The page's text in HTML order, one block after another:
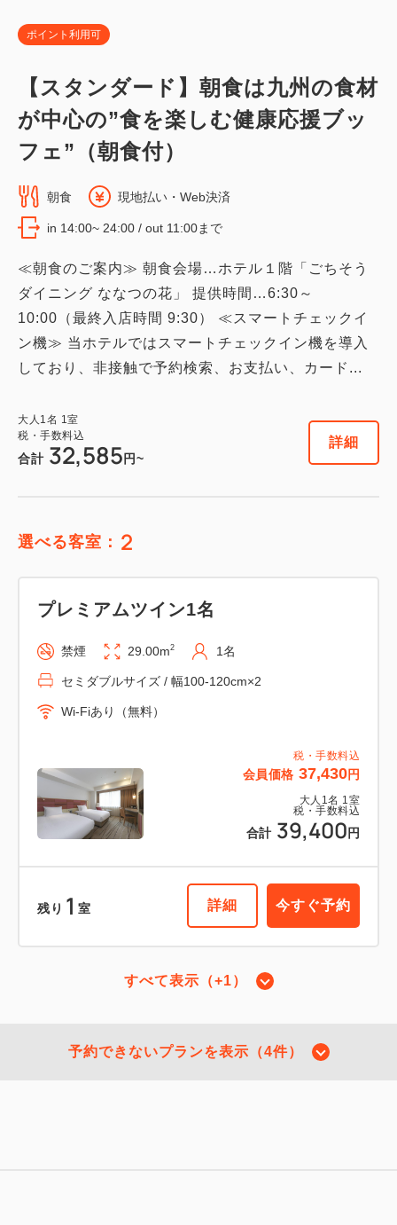
ポイント利用可
【スタンダード】朝食は九州の食材
が中心の”食を楽しむ健康応援ブッ
フェ”（朝食付）
朝食 現地払い・Web決済
in 14:00~ 24:00 / out 11:00まで
≪朝食のご案内≫ 朝食会場…ホテル１階「ごちそう
ダイニング ななつの花」 提供時間…6:30～
10:00（最終入店時間 9:30） ≪スマートチェックイ
ン機≫ 当ホテルではスマートチェックイン機を導入
しており、非接触で予約検索、お支払い、カード...
大人 1名 1室
税・手数料込
合計 32,585 円~
詳細
選べる客室： 2
税・手数料込
会員価格 37,430円
大人 1名 1室
税・手数料込
合計 39,400 円
プレミアムツイン1名
禁煙 29.00m2 1名
セミダブルサイズ / 幅100-120cm×2
Wi-Fiあり（無料）
残り 1 室 詳細 今すぐ予約
すべて表示（+1）
予約できないプランを表示（4件）